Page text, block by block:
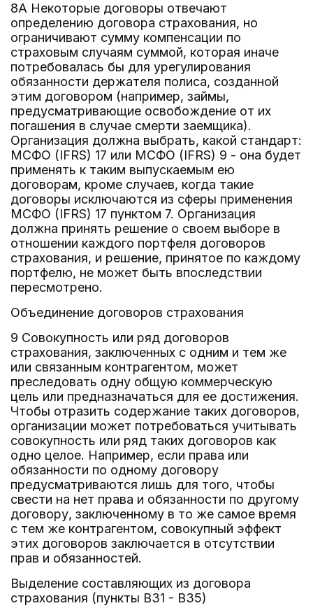
8A Некоторые договоры отвечают
определению договора страхования, но
ограничивают сумму компенсации по
страховым случаям суммой, которая иначе
потребовалась бы для урегулирования
обязанности держателя полиса, созданной
этим договором (например, займы,
предусматривающие освобождение от их
погашения в случае смерти заемщика).
Организация должна выбрать, какой стандарт:
МСФО (IFRS) 17 или МСФО (IFRS) 9 - она будет
применять к таким выпускаемым ею
договорам, кроме случаев, когда такие
договоры исключаются из сферы применения
МСФО (IFRS) 17 пунктом 7. Организация
должна принять решение о своем выборе в
отношении каждого портфеля договоров
страхования, и решение, принятое по каждому
портфелю, не может быть впоследствии
пересмотрено.
Объединение договоров страхования
9 Совокупность или ряд договоров
страхования, заключенных с одним и тем же
или связанным контрагентом, может
преследовать одну общую коммерческую
цель или предназначаться для ее достижения.
Чтобы отразить содержание таких договоров,
организации может потребоваться учитывать
совокупность или ряд таких договоров как
одно целое. Например, если права или
обязанности по одному договору
предусматриваются лишь для того, чтобы
свести на нет права и обязанности по другому
договору, заключенному в то же самое время
с тем же контрагентом, совокупный эффект
этих договоров заключается в отсутствии
прав и обязанностей.
Выделение составляющих из договора
страхования (пункты B31 - B35)